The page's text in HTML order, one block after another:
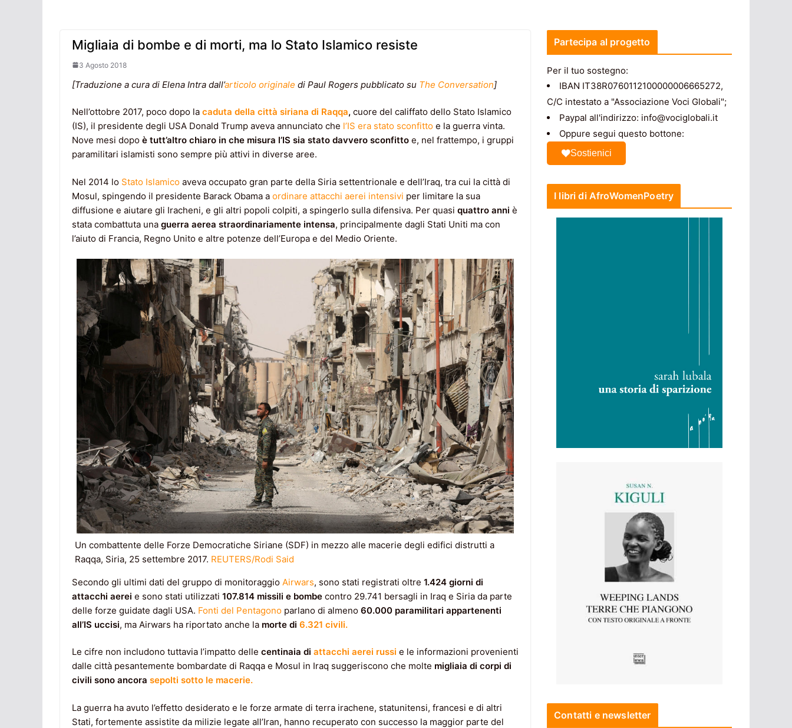
Migliaia di bombe e di morti, ma lo Stato Islamico resiste
3 Agosto 2018
[Traduzione a cura di Elena Intra dall’articolo originale di Paul Rogers pubblicato su The Conversation]
Nell’ottobre 2017, poco dopo la caduta della città siriana di Raqqa, cuore del califfato dello Stato Islamico
(IS), il presidente degli USA Donald Trump aveva annunciato che l’IS era stato sconfitto e la guerra vinta.
Nove mesi dopo è tutt’altro chiaro in che misura l’IS sia stato davvero sconfitto e, nel frattempo, i gruppi
paramilitari islamisti sono sempre più attivi in ​​diverse aree.
Nel 2014 lo Stato Islamico aveva occupato gran parte della Siria settentrionale e dell’Iraq, tra cui la città di
Mosul, spingendo il presidente Barack Obama a ordinare attacchi aerei intensivi per limitare la sua
diffusione e aiutare gli Iracheni, e gli altri popoli colpiti, a spingerlo sulla difensiva. Per quasi quattro anni è
stata combattuta una guerra aerea straordinariamente intensa, principalmente dagli Stati Uniti ma con
l’aiuto di Francia, Regno Unito e altre potenze dell’Europa e del Medio Oriente.
Un combattente delle Forze Democratiche Siriane (SDF) in mezzo alle macerie degli edifici distrutti a
Raqqa, Siria, 25 settembre 2017. REUTERS/Rodi Said
Secondo gli ultimi dati del gruppo di monitoraggio Airwars, sono stati registrati oltre 1.424 giorni di
attacchi aerei e sono stati utilizzati 107.814 missili e bombe contro 29.741 bersagli in Iraq e Siria da parte
delle forze guidate dagli USA. Fonti del Pentagono parlano di almeno 60.000 paramilitari appartenenti
all’IS uccisi, ma Airwars ha riportato anche la morte di 6.321 civili.
Le cifre non includono tuttavia l’impatto delle centinaia di attacchi aerei russi e le informazioni provenienti
dalle città pesantemente bombardate di Raqqa e Mosul in Iraq suggeriscono che molte migliaia di corpi di
civili sono ancora sepolti sotto le macerie.
La guerra ha avuto l’effetto desiderato e le forze armate di terra irachene, statunitensi, francesi e di altri
Stati, fortemente assistite da milizie legate all’Iran, hanno recuperato con successo la maggior parte del
Partecipa al progetto
Per il tuo sostegno:
IBAN IT38R0760112100000006665272,
C/C intestato a "Associazione Voci Globali";
Paypal all'indirizzo: info@vociglobali.it
Oppure segui questo bottone:
Sostienici
I libri di AfroWomenPoetry
Contatti e newsletter